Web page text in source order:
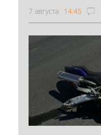
7 августа 14:45